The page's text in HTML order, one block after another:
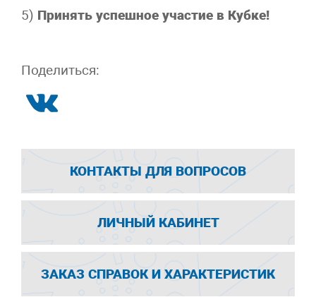
5) Принять успешное участие в Кубке!
Поделиться:
КОНТАКТЫ ДЛЯ ВОПРОСОВ
ЛИЧНЫЙ КАБИНЕТ
ЗАКАЗ СПРАВОК И ХАРАКТЕРИСТИК